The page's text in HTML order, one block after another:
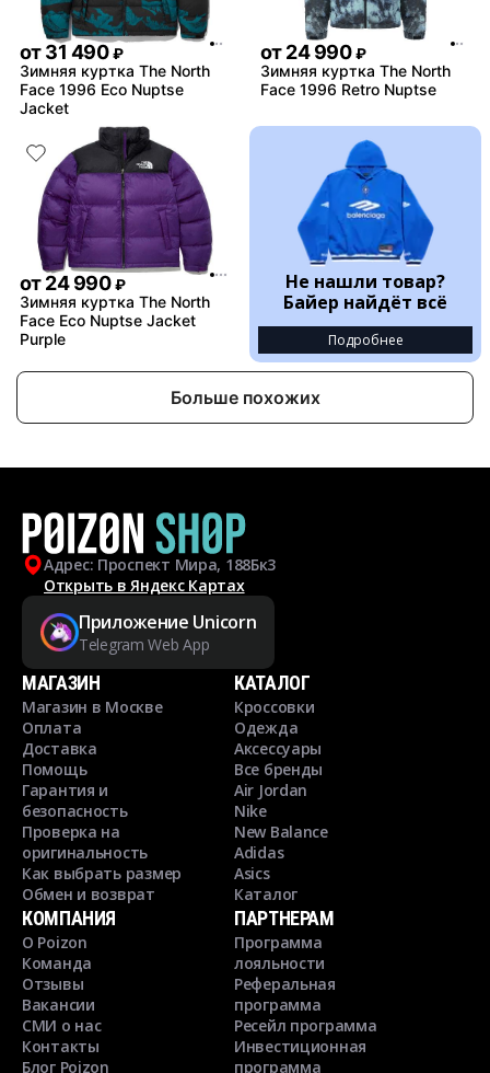
от31 490 ₽
Зимняя куртка The North
Face 1996 Eco Nuptse
Jacket
от24 990 ₽
Зимняя куртка The North
Face 1996 Retro Nuptse
от24 990 ₽
Зимняя куртка The North
Face Eco Nuptse Jacket
Purple
Не нашли товар?
Байер найдёт всё
Подробнее
Больше похожих
Адрес: Проспект Мира, 188Бк3
Открыть в Яндекс Картах
Приложение Unicorn
Telegram Web App
МАГАЗИН
Магазин в Москве
Оплата
Доставка
Помощь
Гарантия и
безопасность
Проверка на
оригинальность
Как выбрать размер
Обмен и возврат
КАТАЛОГ
Кроссовки
Одежда
Аксессуары
Все бренды
Air Jordan
Nike
New Balance
Adidas
Asics
Каталог
КОМПАНИЯ
О Poizon
Команда
Отзывы
Вакансии
СМИ о нас
Контакты
Блог Poizon
ПАРТНЕРАМ
Программа
лояльности
Реферальная
программа
Ресейл программа
Инвестиционная
программа